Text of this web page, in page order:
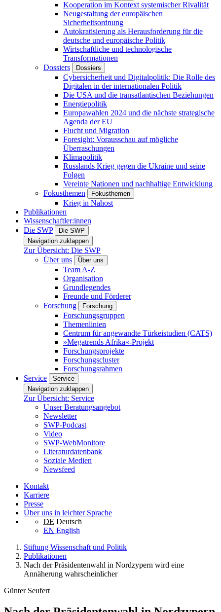
Kooperation im Kontext systemischer Rivalität
Neugestaltung der europäischen
Sicherheitsordnung
Autokratisierung als Herausforderung für die
deutsche und europäische Politik
Wirtschaftliche und technologische
Transformationen
Dossiers
Dossiers
Cybersicherheit und Digitalpolitik: Die Rolle des
Digitalen in der internationalen Politik
Die USA und die transatlantischen Beziehungen
Energiepolitik
Europawahlen 2024 und die nächste strategische
Agenda der EU
Flucht und Migration
Foresight: Vorausschau auf mögliche
Überraschungen
Klimapolitik
Russlands Krieg gegen die Ukraine und seine
Folgen
Vereinte Nationen und nachhaltige Entwicklung
Fokusthemen
Fokusthemen
Krieg in Nahost
Publikationen
Wissenschaftler:innen
Die SWP
Die SWP
Navigation zuklappen
Zur Übersicht: Die SWP
Über uns
Über uns
Team A-Z
Organisation
Grundlegendes
Freunde und Förderer
Forschung
Forschung
Forschungsgruppen
Themenlinien
Centrum für angewandte Türkeistudien (CATS)
»Megatrends Afrika«-Projekt
Forschungsprojekte
Forschungscluster
Forschungsrahmen
Service
Service
Navigation zuklappen
Zur Übersicht: Service
Unser Beratungsangebot
Newsletter
SWP-Podcast
Video
SWP-WebMonitore
Literaturdatenbank
Soziale Medien
Newsfeed
Kontakt
Karriere
Presse
Über uns in leichter Sprache
DE Deutsch
EN English
Stiftung Wissenschaft und Politik
Publikationen
Nach der Präsidentenwahl in Nordzypern wird eine
Annäherung wahrscheinlicher
Günter Seufert